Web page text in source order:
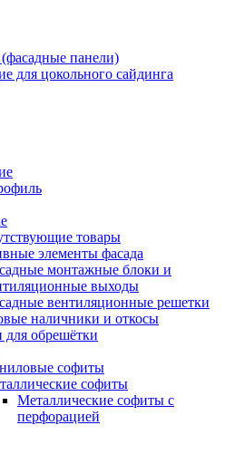
панели)
для цокольного сайдинга
товары
элементы фасада
монтажные блоки и
выходы
вентиляционные решетки
наличники и откосы
обрешётки
софиты
софиты
Металлические софиты с
перфорацией